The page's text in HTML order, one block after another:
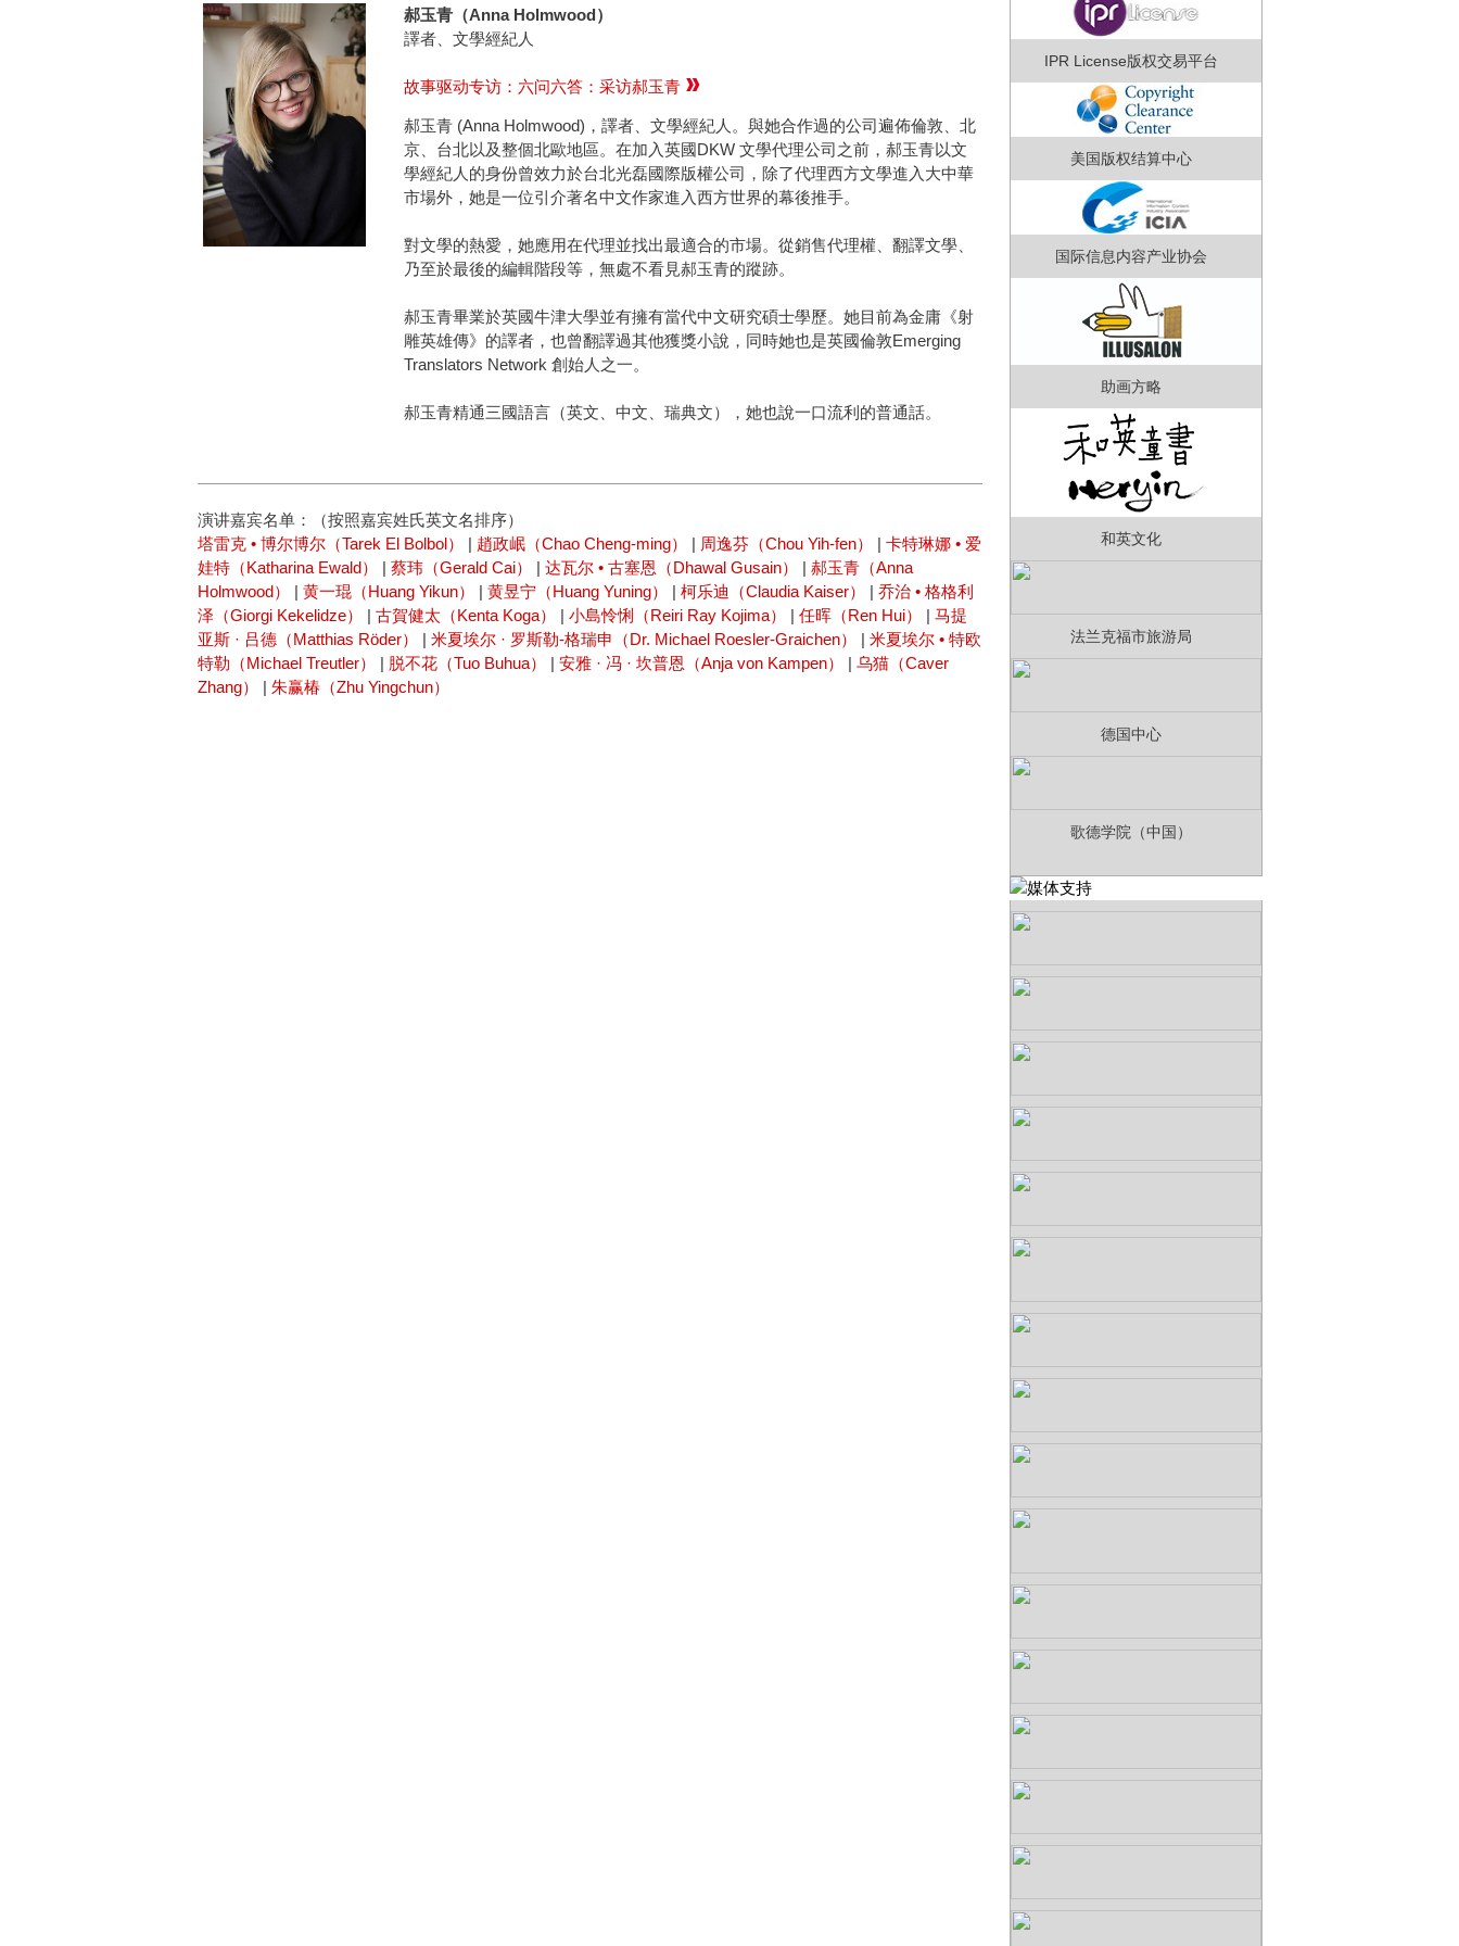
郝玉青（Anna Holmwood）
譯者、文學經紀人
故事驱动专访：六问六答：采访郝玉青
郝玉青 (Anna Holmwood)，譯者、文學經紀人。與她合作過的公司遍佈倫敦、北
京、台北以及整個北歐地區。在加入英國DKW 文學代理公司之前，郝玉青以文
學經紀人的身份曾效力於台北光磊國際版權公司，除了代理西方文學進入大中華
市場外，她是一位引介著名中文作家進入西方世界的幕後推手。
對文學的熱愛，她應用在代理並找出最適合的市場。從銷售代理權、翻譯文學、
乃至於最後的編輯階段等，無處不看見郝玉青的蹤跡。
郝玉青畢業於英國牛津大學並有擁有當代中文研究碩士學歷。她目前為金庸《射
雕英雄傳》的譯者，也曾翻譯過其他獲獎小說，同時她也是英國倫敦Emerging
Translators Network 創始人之一。
郝玉青精通三國語言（英文、中文、瑞典文），她也說一口流利的普通話。
演讲嘉宾名单：（按照嘉宾姓氏英文名排序）
塔雷克 • 博尔博尔（Tarek El Bolbol）
| 趙政岷（Chao Cheng-ming） | 周逸芬（Chou Yih-fen） | 卡特琳娜 • 爱
娃特（Katharina Ewald）
| 蔡玮（Gerald Cai） | 达瓦尔 • 古塞恩（Dhawal Gusain） | 郝玉青（Anna
Holmwood）
| 黄一琨（Huang Yikun） | 黄昱宁（Huang Yuning） | 柯乐迪（Claudia Kaiser） | 乔治 • 格格利
泽（Giorgi Kekelidze）
| 古賀健太（Kenta Koga） | 小島怜悧（Reiri Ray Kojima） | 任晖（Ren Hui） | 马提
亚斯 · 吕德（Matthias Röder）
| 米夏埃尔 · 罗斯勒-格瑞申（Dr. Michael Roesler-Graichen） | 米夏埃尔 • 特欧
特勒（Michael Treutler）
| 脱不花（Tuo Buhua） | 安雅 · 冯 · 坎普恩（Anja von Kampen） | 乌猫（Caver
Zhang）
| 朱赢椿（Zhu Yingchun）
IPR License版权交易平台
美国版权结算中心
国际信息内容产业协会
助画方略
和英文化
法兰克福市旅游局
德国中心
歌德学院（中国）